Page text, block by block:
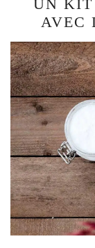
UN KIT
AVEC